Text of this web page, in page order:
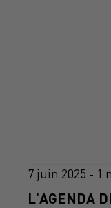
7 juin 2025 - 1
L'AGENDA